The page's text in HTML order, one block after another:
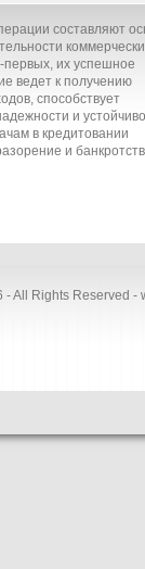
составляют
первых, их успешное
ведет к получению
способствует
и
в кредитовании
и
All Rights Reserved -